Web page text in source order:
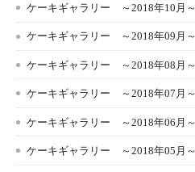
ケーキギャラリー ～2018年10月～
ケーキギャラリー ～2018年09月～
ケーキギャラリー ～2018年08月～
ケーキギャラリー ～2018年07月～
ケーキギャラリー ～2018年06月～
ケーキギャラリー ～2018年05月～